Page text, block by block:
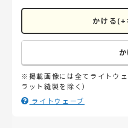
かける
※掲載画像には全てライトウ
ラット縫製を除く）
ライトウェーブ